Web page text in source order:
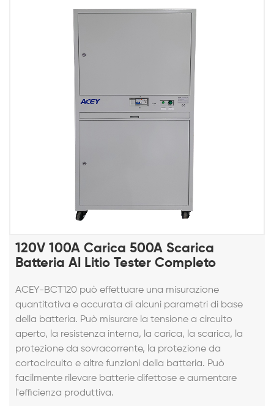
120V 100A Carica 500A Scarica
Batteria Al Litio Tester Completo
ACEY-BCT120 può effettuare una misurazione
quantitativa e accurata di alcuni parametri di base
della batteria. Può misurare la tensione a circuito
aperto, la resistenza interna, la carica, la scarica, la
protezione da sovracorrente, la protezione da
cortocircuito e altre funzioni della batteria. Può
facilmente rilevare batterie difettose e aumentare
l'efficienza produttiva.